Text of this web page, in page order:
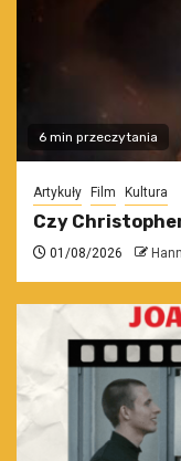
6 min przeczytania
Artykuły Film Kultura
Czy
01/08/2026